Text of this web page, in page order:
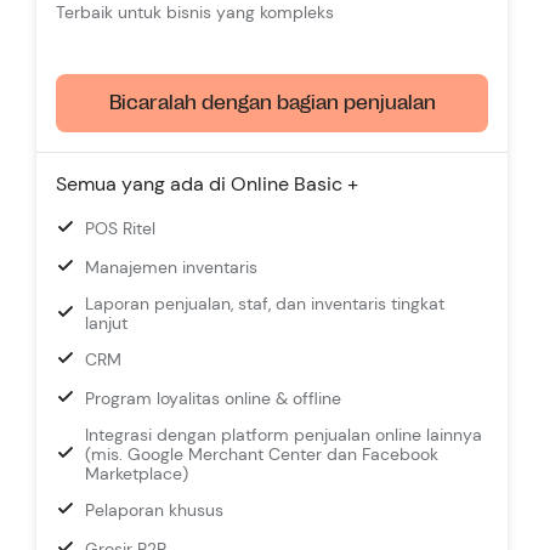
Terbaik untuk bisnis yang kompleks
Bicaralah dengan bagian penjualan
Semua yang ada di Online Basic +
POS Ritel
Manajemen inventaris
Laporan penjualan, staf, dan inventaris tingkat
lanjut
CRM
Program loyalitas online & offline
Integrasi dengan platform penjualan online lainnya
(mis. Google Merchant Center dan Facebook
Marketplace)
Pelaporan khusus